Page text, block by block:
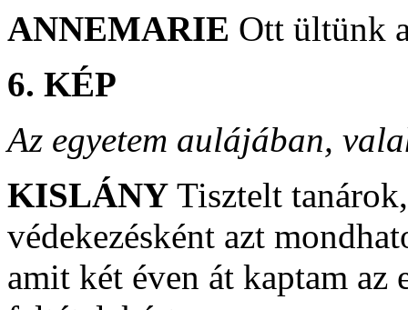
ANNEMARIE Ott ültünk
6. KÉP
Az egyetem aulájában,
KISLÁNY Tisztelt
védekezésként azt
amit két éven át kaptam